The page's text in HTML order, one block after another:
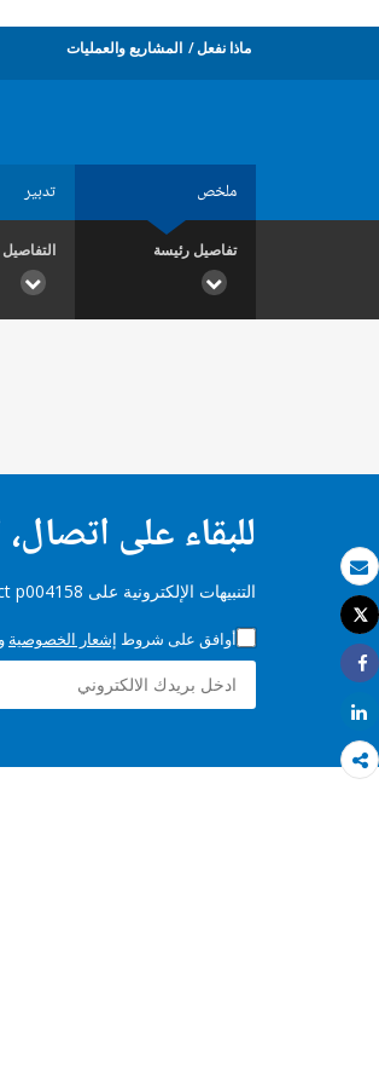
بريد الكتروني
طباعة
Tweet
Share
Share
ماذا نفعل المشاريع والعمليات
ملخص تدبير
تفاصيل رئيسة
للبقاء على
التنبيهات الإلكترونية على Project p004158
أوافق على شروط إشعار الخصوصية